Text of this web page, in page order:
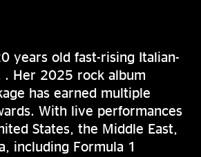
years old fast-rising Italian-
Her 2025 rock album
has earned multiple
With live performances
States, the Middle East,
including Formula 1